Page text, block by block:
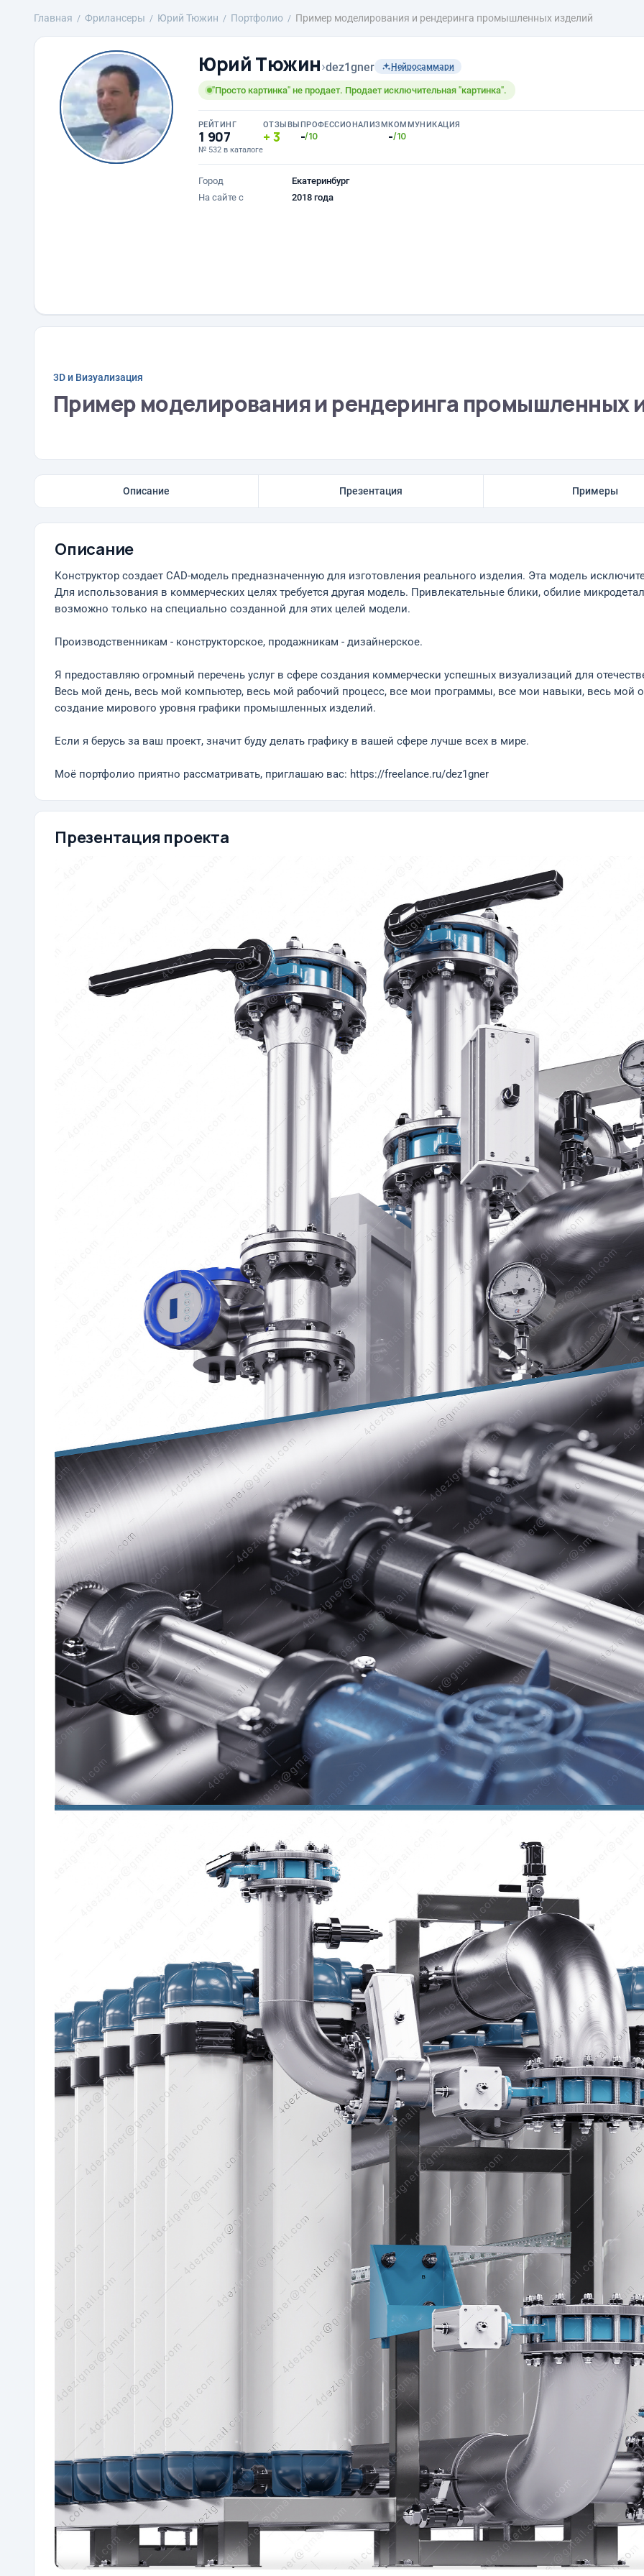
Главная Фрилансеры Юрий Тюжин Портфолио Пример моделирования и рендеринга промышленных изделий
Юрий Тюжин›dez1gner Нейросаммари
"Просто картинка" не продает. Продает исключительная "картинка".
РЕЙТИНГ
1 907
№ 532 в каталоге
ОТЗЫВЫ
3
ПРОФЕССИОНАЛИЗМ
-/10
КОММУНИКАЦИЯ
-/10
Город
Екатеринбург
На сайте с
2018 года
3D и Визуализация
Пример моделирования и рендеринга промышленных
Описание Презентация Примеры
Описание
Конструктор создает CAD-модель предназначенную для изготовления реального изделия. Эта модель
Для использования в коммерческих целях требуется другая модель. Привлекательные блики, обилие
возможно только на специально созданной для этих целей модели.
Производственникам - конструкторское, продажникам - дизайнерское.
Я предоставляю огромный перечень услуг в сфере создания коммерчески успешных визуализаций для
Весь мой день, весь мой компьютер, весь мой рабочий процесс, все мои программы, все мои навыки, весь мой
создание мирового уровня графики промышленных изделий.
Если я берусь за ваш проект, значит буду делать графику в вашей сфере лучше всех в мире.
Моё портфолио приятно рассматривать, приглашаю вас: https://freelance.ru/dez1gner
Презентация проекта